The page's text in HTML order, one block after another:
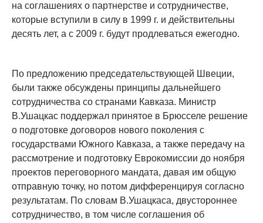
на соглашениях о партнерстве и сотрудничестве,
которые вступили в силу в 1999 г. и действительны
десять лет, а с 2009 г. будут продлеваться ежегодно.
По предложению председательствующей Швеции,
были также обсуждены принципы дальнейшего
сотрудничества со странами Кавказа. Министр
В.Ушацкас поддержал принятое в Брюсселе решение
о подготовке договоров нового поколения с
государствами Южного Кавказа, а также передачу на
рассмотрение и подготовку Еврокомиссии до ноября
проектов переговорного мандата, давая им общую
отправную точку, но потом дифференцируя согласно
результатам. По словам В.Ушацкаса, двустороннее
сотрудничество, в том числе соглашения об